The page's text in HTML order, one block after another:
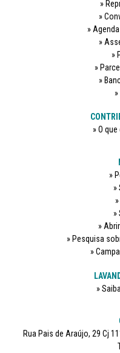
O
Pesquisa
Rua Pais de Araújo, 29 Cj